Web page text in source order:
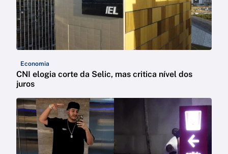
Economia
CNI elogia corte da Selic, mas critica nível dos
juros